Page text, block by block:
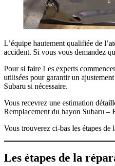
L’équipe hautement qualifiée de
accident. Si vous vous demandez
Pour si faire Les experts
utilisées pour garantir un
Subaru si nécessaire.
Vous recevrez une estimation
Remplacement du hayon Subaru –
Vous trouverez ci-bas les étapes
Les étapes de la